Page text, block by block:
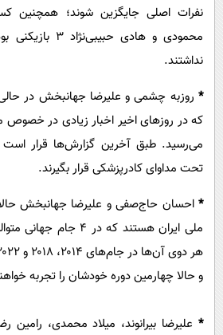
نفرات اصلی جایگزین شوند؛ همچنین
محمودی و هادی
نداشتند.
* روزبه چشمی و علیرضا جهانبخش در
که در روزهای اخیر اخبار زیادی در
می‌رسید. طبق آخرین گزارش‌ها قرار است
تحت مداوای کادرپزشکی قرار بگیرند.
* احسان حاج‌صفی و علیرضا جهانبخش حالا
ملی ایران هستند که در
و حالا چهارمین دوره خودشان را تجربه
* علیرضا بیرانوند، میلاد محمدی، رامین